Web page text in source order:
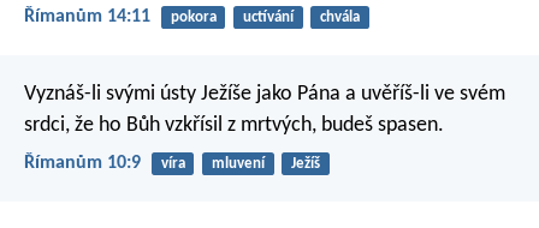
Římanům 14:11 pokora uctívání chvála
Vyznáš-li svými ústy Ježíše jako Pána a uvěříš-li ve svém
srdci, že ho Bůh vzkřísil z mrtvých, budeš spasen.
Římanům 10:9 víra mluvení Ježíš